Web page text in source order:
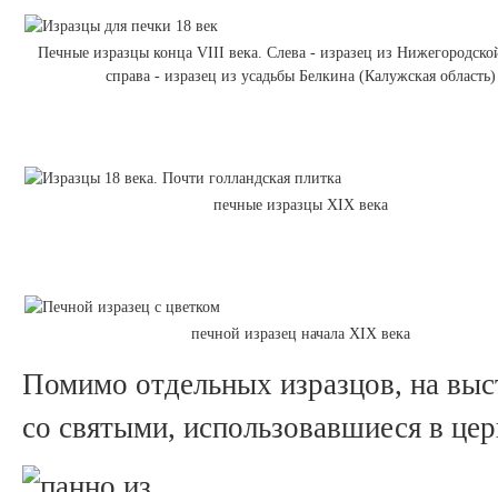
Печные изразцы конца VIII века. Слева - изразец из
справа - изразец из усадьбы Белкина (Калужская область)
печные изразцы XIX века
печной изразец начала XIX века
Помимо отдельных изразцов, на
со святыми, использовавшиеся в